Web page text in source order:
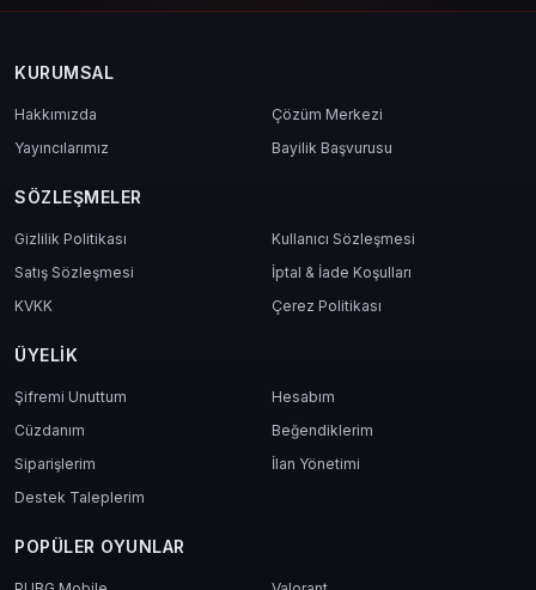
KURUMSAL
Hakkımızda
Çözüm Merkezi
Yayıncılarımız
Bayilik Başvurusu
SÖZLEŞMELER
Gizlilik Politikası
Kullanıcı Sözleşmesi
Satış Sözleşmesi
İptal & İade Koşulları
KVKK
Çerez Politikası
ÜYELIK
Şifremi Unuttum
Hesabım
Cüzdanım
Beğendiklerim
Siparişlerim
İlan Yönetimi
Destek Taleplerim
POPÜLER OYUNLAR